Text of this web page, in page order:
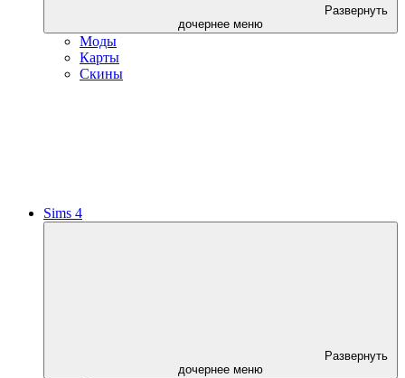
Развернуть
дочернее меню
Моды
Карты
Скины
Sims 4
Развернуть
дочернее меню